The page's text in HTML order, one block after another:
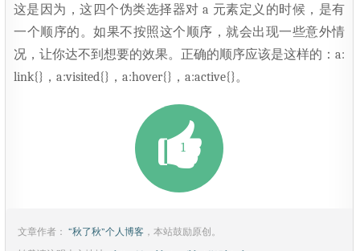
这是因为，这四个伪类选择器对 a 元素定义的时候，是有
一个顺序的。如果不按照这个顺序，就会出现一些意外情
况，让你达不到想要的效果。正确的顺序应该是这样的：a:
link{}，a:visited{}，a:hover{}，a:active{}。
1
文章作者： “秋了秋”个人博客 ，本站鼓励原创。